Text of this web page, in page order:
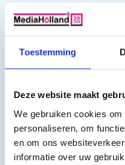
Toestemming
Deze website maakt
We gebruiken cookies
personaliseren, om
en om ons
informatie over uw
Inhoud: 10 ml
Geschikt voor de volgende
Brother DCP-383C, Brother
Brother DCP-395CN,
6690CW, Brother DCP-
MFC-490CW, Brother MFC-
Brother MFC-790CW,